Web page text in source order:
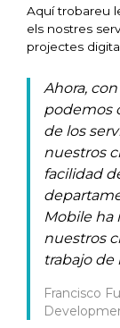
Aquí trobareu
els nostres
projectes
Ahora,
podemos
de los
nuestros
facilidad
Mobile ha
nuestros
trabajo de
Francisco